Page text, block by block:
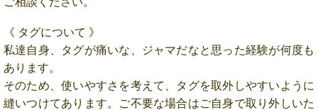
《 タグについて 》
私達自身、タグが痛いな、ジャマだなと思った経験が何度も
あります。
そのため、使いやすさを考えて、タグを取外しやすいように
縫いつけてあります。ご不要な場合はご自身で取り外しいた